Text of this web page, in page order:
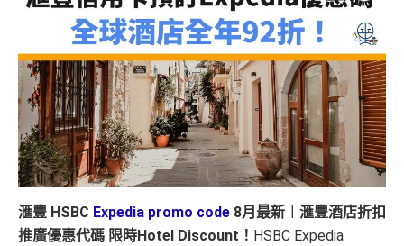
滙豐 HSBC Expedia promo code 8月最新︱滙豐酒店折扣
推廣優惠代碼 限時Hotel Discount！ HSBC Expedia